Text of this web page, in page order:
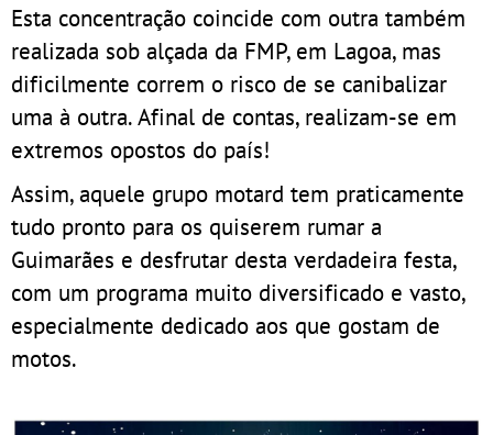
Esta concentração coincide com outra também
realizada sob alçada da FMP, em Lagoa, mas
dificilmente correm o risco de se canibalizar
uma à outra. Afinal de contas, realizam-se em
extremos opostos do país!
Assim, aquele grupo motard tem praticamente
tudo pronto para os quiserem rumar a
Guimarães e desfrutar desta verdadeira festa,
com um programa muito diversificado e vasto,
especialmente dedicado aos que gostam de
motos.